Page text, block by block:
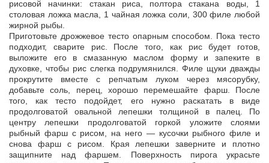
рисовой начинки: стакан риса, полтора стакана воды, 1
столовая ложка масла, 1 чайная ложка соли, 300 филе любой
жирной рыбы.
Приготовьте дрожжевое тесто опарным способом. Пока тесто
подходит, сварите рис. После того, как рис будет готов,
выложите его в смазанную маслом форму и запеките в
духовке, чтобы рис слегка подрумянился. Филе щуки дважды
прокрутите вместе с репчатым луком через мясорубку,
добавьте соль, перец, хорошо перемешайте фарш. После
того, как тесто подойдет, его нужно раскатать в виде
продолговатой овальной лепешки толщиной в палец. По
центру лепешки продолговатой горкой уложите слоями
рыбный фарш с рисом, на него — кусочки рыбного филе и
снова фарш с рисом. Края лепешки заверните и плотно
защипните над фаршем. Поверхность пирога украсьте